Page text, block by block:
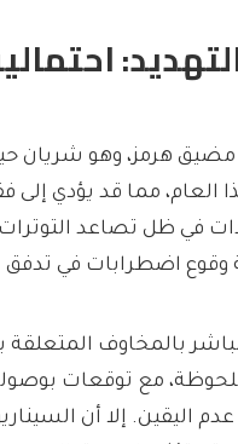
مما قد يؤدي إلى
في ظل تصاعد
اضطرابات في تدفق
بالمخاوف
مع توقعات
اليقين. إلا أن